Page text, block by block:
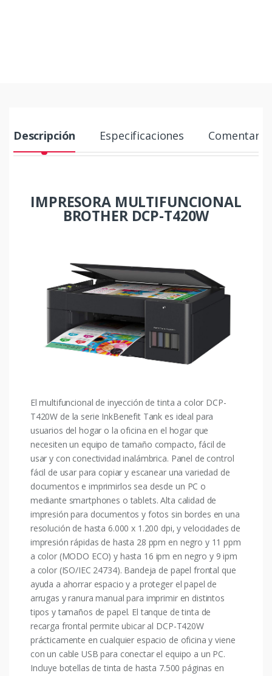
Descripción Especificaciones
IMPRESORA MULTIFUNCIONAL
BROTHER DCP-T420W
El multifuncional de inyección de tinta a color DCP-
T420W de la serie InkBenefit Tank es ideal para
usuarios del hogar o la oficina en el hogar que
necesiten un equipo de tamaño compacto, fácil de
usar y con conectividad inalámbrica. Panel de control
fácil de usar para copiar y escanear una variedad de
documentos e imprimirlos sea desde un PC o
mediante smartphones o tablets. Alta calidad de
impresión para documentos y fotos sin bordes en una
resolución de hasta 6.000 x 1.200 dpi, y velocidades de
impresión rápidas de hasta 28 ppm en negro y 11 ppm
a color (MODO ECO) y hasta 16 ipm en negro y 9 ipm
a color (ISO/IEC 24734). Bandeja de papel frontal que
ayuda a ahorrar espacio y a proteger el papel de
arrugas y ranura manual para imprimir en distintos
tipos y tamaños de papel. El tanque de tinta de
recarga frontal permite ubicar al DCP-T420W
prácticamente en cualquier espacio de oficina y viene
con un cable USB para conectar el equipo a un PC.
Incluye botellas de tinta de hasta 7.500 páginas en